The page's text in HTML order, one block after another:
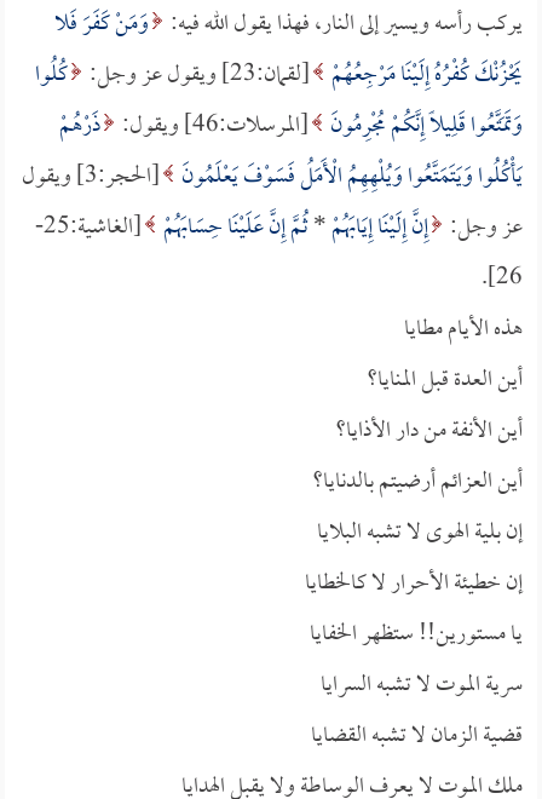
يركب رأسه ويسير إلى النار، فهذا يقول الله فيه: وَمَنْ كَفَرَ فَلا
يَحْزُنْكَ كُفْرُهُ إِلَيْنَا مَرْجِعُهُمْ [لقمان:23] ويقول عز وجل:
كُلُوا
وَتَمَتَّعُوا قَلِيلاً إِنَّكُمْ مُجْرِمُونَ [المرسلات:46] ويقول:
ذَرْهُمْ
يَأْكُلُوا وَيَتَمَتَّعُوا وَيُلْهِهِمُ الْأَمَلُ فَسَوْفَ يَعْلَمُونَ
[الحجر:3] ويقول
عز وجل: إِنَّ إِلَيْنَا إِيَابَهُمْ*ثُمَّ إِنَّ عَلَيْنَا حِسَابَهُمْ
[الغاشية:25-
26].
هذه الأيام مطايا
أين العدة قبل المنايا؟
أين الأنفة من دار الأذايا؟
أين العزائم أرضيتم بالدنايا؟
إن بلية الهوى لا تشبه البلايا
إن خطيئة الأحرار لا كالخطايا
يا مستورين!! ستظهر الخفايا
سرية الموت لا تشبه السرايا
قضية الزمان لا تشبه القضايا
ملك الموت لا يعرف الوساطة ولا يقبل الهدايا